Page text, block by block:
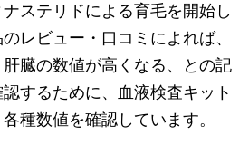
ステリドによる育毛を開始し
レビュー・口コミによれば、
臓の数値が高くなる、との記
するために、血液検査キット
種数値を確認しています。